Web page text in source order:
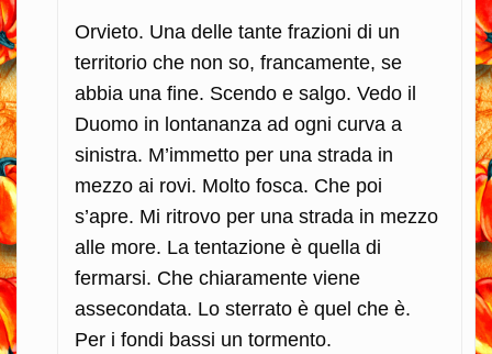
Orvieto. Una delle tante frazioni di un
territorio che non so, francamente, se
abbia una fine. Scendo e salgo. Vedo il
Duomo in lontananza ad ogni curva a
sinistra. M’immetto per una strada in
mezzo ai rovi. Molto fosca. Che poi
s’apre. Mi ritrovo per una strada in mezzo
alle more. La tentazione è quella di
fermarsi. Che chiaramente viene
assecondata. Lo sterrato è quel che è.
Per i fondi bassi un tormento.